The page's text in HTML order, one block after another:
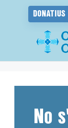
DONATIUS
No